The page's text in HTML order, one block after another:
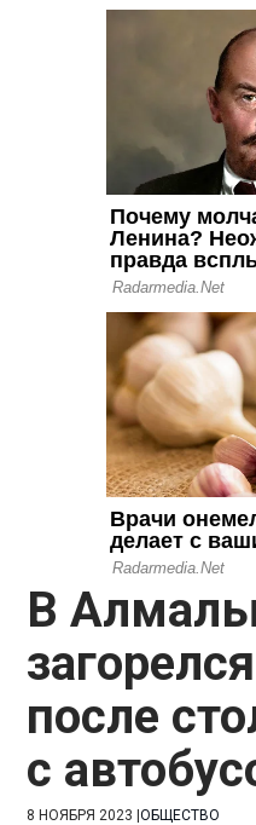
В
после
с
8 НОЯБРЯ 2023 |ОБЩЕСТВО